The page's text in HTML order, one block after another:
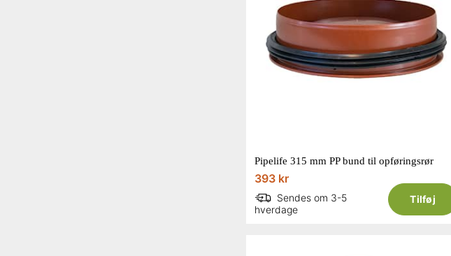
Pipelife 315 mm PP bund til opføringsrør
393 kr
Sendes om 3-5
hverdage
Tilføj